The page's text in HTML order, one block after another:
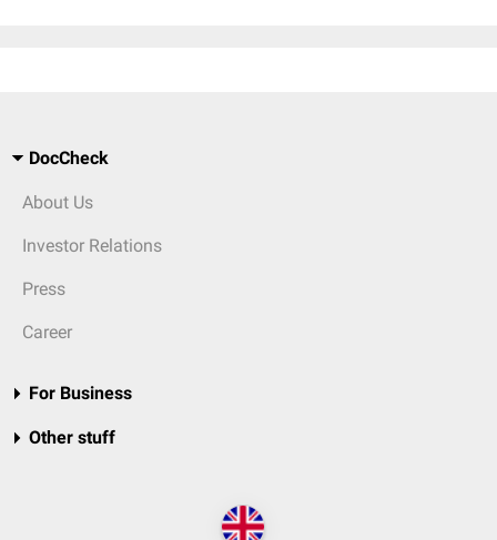
DocCheck
About Us
Investor Relations
Press
Career
For Business
Other stuff